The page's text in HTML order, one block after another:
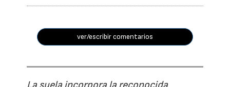
ver/escribir comentarios